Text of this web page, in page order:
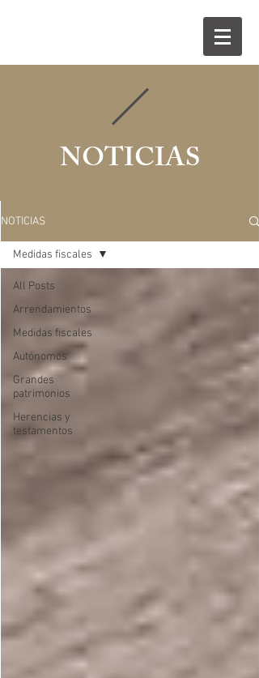
NOTICIAS
NOTICIAS
All Posts
Arrendamientos
Medidas fiscales
Autónomos
Grandes
patrimonios
Herencias y
testamentos
Medidas fiscales